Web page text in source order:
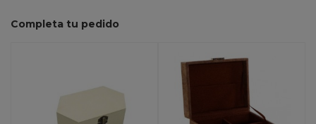
Completa tu pedido